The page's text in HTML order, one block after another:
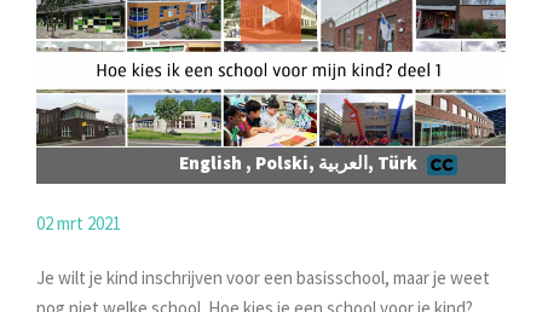
English , Polski, العربية, Türk
02 mrt 2021
Je wilt je kind inschrijven voor een basisschool, maar je weet